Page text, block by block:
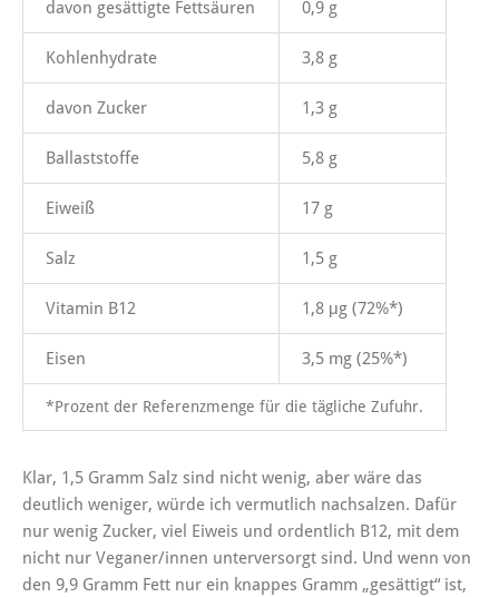
davon gesättigte Fettsäuren 0,9 g
Kohlenhydrate 3,8 g
davon Zucker 1,3 g
Ballaststoffe 5,8 g
Eiweiß 17 g
Salz 1,5 g
Vitamin B12 1,8 μg (72%*)
Eisen 3,5 mg (25%*)
*Prozent der Referenzmenge für die tägliche Zufuhr.
Klar, 1,5 Gramm Salz sind nicht wenig, aber wäre das
deutlich weniger, würde ich vermutlich nachsalzen. Dafür
nur wenig Zucker, viel Eiweis und ordentlich B12, mit dem
nicht nur Veganer/innen unterversorgt sind. Und wenn von
den 9,9 Gramm Fett nur ein knappes Gramm „gesättigt“ ist,